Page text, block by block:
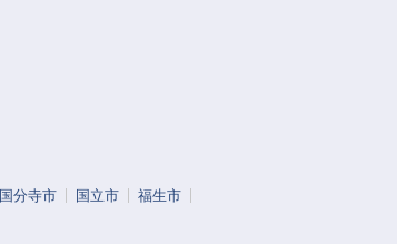
国分寺市 国立市
福生市